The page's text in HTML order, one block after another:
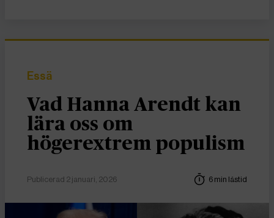
Essä
Vad Hanna Arendt kan
lära oss om
högerextrem populism
Publicerad 2 januari, 2026 6 min lästid